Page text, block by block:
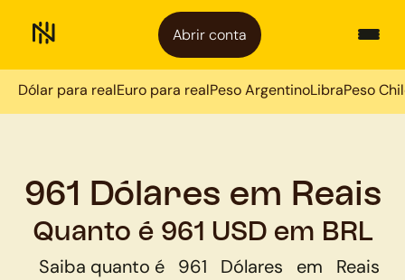
Abrir conta
Dólar para realEuro para realPeso ArgentinoLibraPeso
961 Dólares em Reais
Quanto é 961 USD em BRL
Saiba quanto é 961 Dólares em
Reais